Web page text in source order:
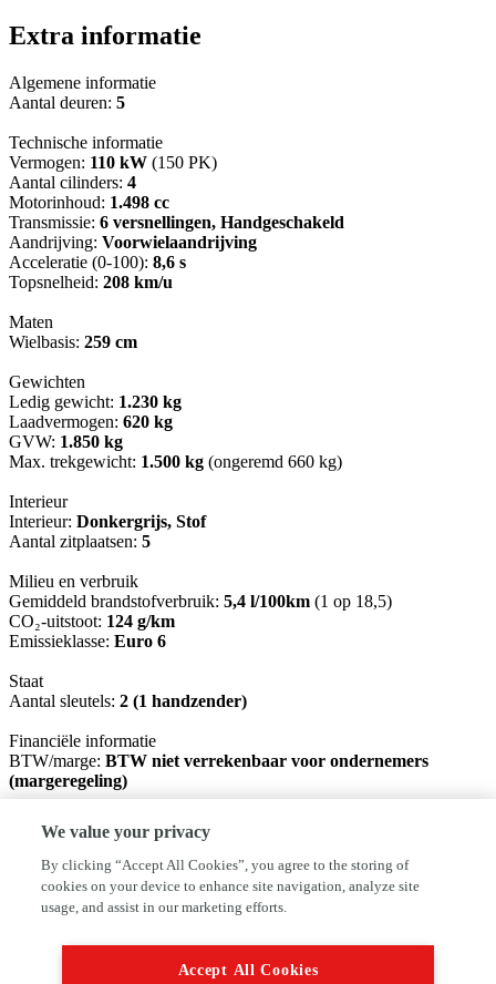
Extra informatie
Algemene informatie
Aantal deuren: 5
Technische informatie
Vermogen: 110 kW (150 PK)
Aantal cilinders: 4
Motorinhoud: 1.498 cc
Transmissie: 6 versnellingen, Handgeschakeld
Aandrijving: Voorwielaandrijving
Acceleratie (0-100): 8,6 s
Topsnelheid: 208 km/u
Maten
Wielbasis: 259 cm
Gewichten
Ledig gewicht: 1.230 kg
Laadvermogen: 620 kg
GVW: 1.850 kg
Max. trekgewicht: 1.500 kg (ongeremd 660 kg)
Interieur
Interieur: Donkergrijs, Stof
Aantal zitplaatsen: 5
Milieu en verbruik
Gemiddeld brandstofverbruik: 5,4 l/100km (1 op 18,5)
CO₂-uitstoot: 124 g/km
Emissieklasse: Euro 6
Staat
Aantal sleutels: 2 (1 handzender)
Financiële informatie
BTW/marge: BTW niet verrekenbaar voor ondernemers
(margeregeling)
BOVAG Afleverbeurt:Ja
Afleverpakketten
Inbegrepen afleverpakket (à € 250): Afleverpakket (1)
Dit afleverpakket bevat: BOVAG garantie (12 maanden); BOVAG
U bent van harte welkom voor een overtuigende proefrit. Bel of
We value your privacy
By clicking “Accept All Cookies”, you agree to the storing of
cookies on your device to enhance site navigation, analyze site
usage, and assist in our marketing efforts.
Accept All Cookies